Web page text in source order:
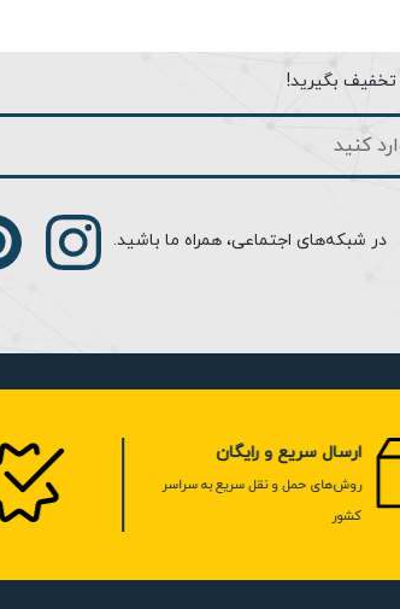
تخفیف بگیرید!
در شبکه‌های اجتماعی، همراه ما باشید.
ارسال سریع و رایگان
روش‌های حمل و نقل سریع به سراسر
کشور